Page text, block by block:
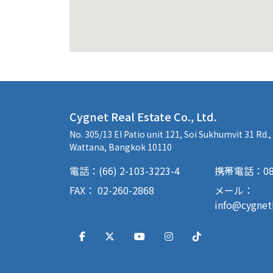
Cygnet Real Estate Co., Ltd.
No. 305/13 El Patio unit 121, Soi Sukhumvit 31
Wattana, Bangkok 10110
電話：(66) 2-103-3223-4
携帯電話：
FAX： 02-260-2868
メール：